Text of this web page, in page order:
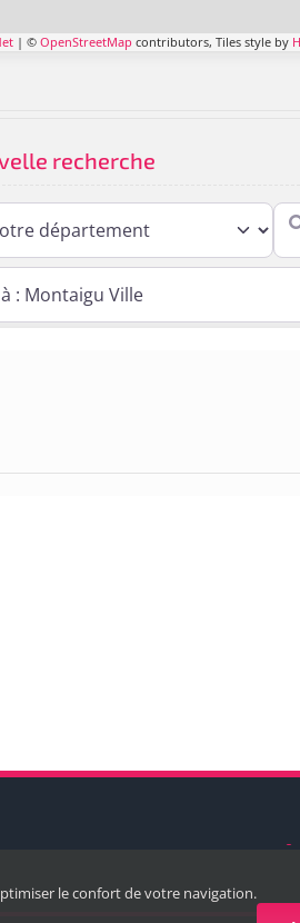
| © OpenStreetMap contributors, Tiles style by
recherche
de : ville, cp, lieu ...
le confort de votre navigation.